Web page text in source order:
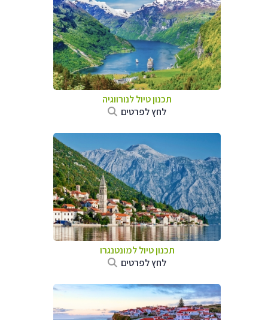
תכנון טיול לנורווגיה
לחץ לפרטים
תכנון טיול למונטנגרו
לחץ לפרטים